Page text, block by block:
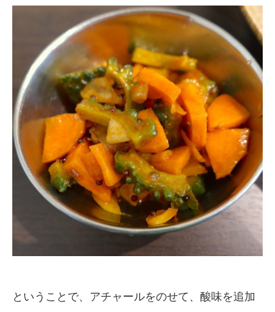
ということで、アチャールをのせて、酸味を追加